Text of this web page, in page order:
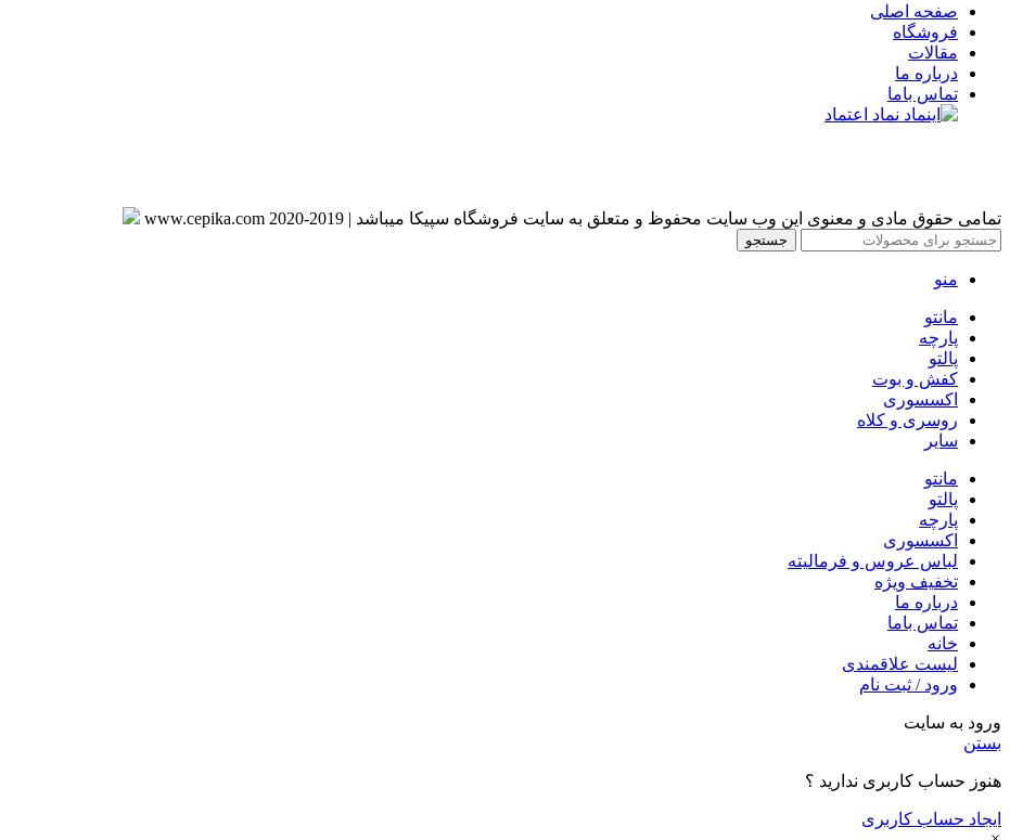
صفحه اصلی
فروشگاه
مقالات
درباره ما
تماس باما
تمامی حقوق مادی و معنوی این وب سایت محفوظ و متعلق به سایت فروشگاه سپیکا میباشد | 2019-www.cepika.com 2020
جستجو
منو
مانتو
پارچه
پالتو
کفش و بوت
اکسسوری
روسری و کلاه
سایر
مانتو
پالتو
پارچه
اکسسوری
لباس عروس و فرمالیته
تخفیف ویژه
درباره ما
تماس باما
خانه
لیست علاقمندی
ورود / ثبت نام
ورود به سایت
بستن
هنوز حساب کاربری ندارید ؟
ایجاد حساب کاربری